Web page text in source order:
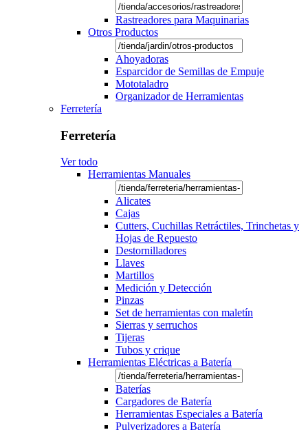
Rastreadores para Maquinarias
Otros Productos
Ahoyadoras
Esparcidor de Semillas de Empuje
Mototaladro
Organizador de Herramientas
Ferretería
Ferretería
Ver todo
Herramientas Manuales
Alicates
Cajas
Cutters, Cuchillas Retráctiles, Trinchetas y
Hojas de Repuesto
Destornilladores
Llaves
Martillos
Medición y Detección
Pinzas
Set de herramientas con maletín
Sierras y serruchos
Tijeras
Tubos y crique
Herramientas Eléctricas a Batería
Baterías
Cargadores de Batería
Herramientas Especiales a Batería
Pulverizadores a Batería